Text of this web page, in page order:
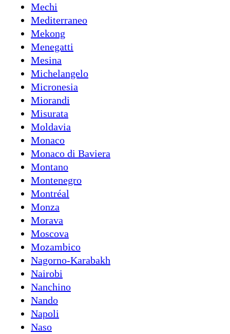
Mechi
Mediterraneo
Mekong
Menegatti
Mesina
Michelangelo
Micronesia
Miorandi
Misurata
Moldavia
Monaco
Monaco di Baviera
Montano
Montenegro
Montréal
Monza
Morava
Moscova
Mozambico
Nagorno-Karabakh
Nairobi
Nanchino
Nando
Napoli
Naso